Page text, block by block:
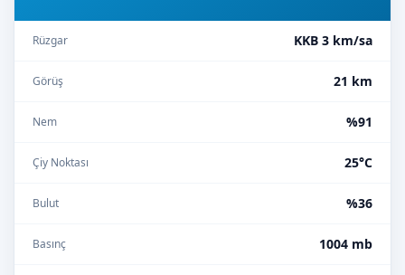
Rüzgar KKB 3 km/sa
Görüş 21 km
Nem %91
Çiy Noktası 25°C
Bulut %36
Basınç 1004 mb